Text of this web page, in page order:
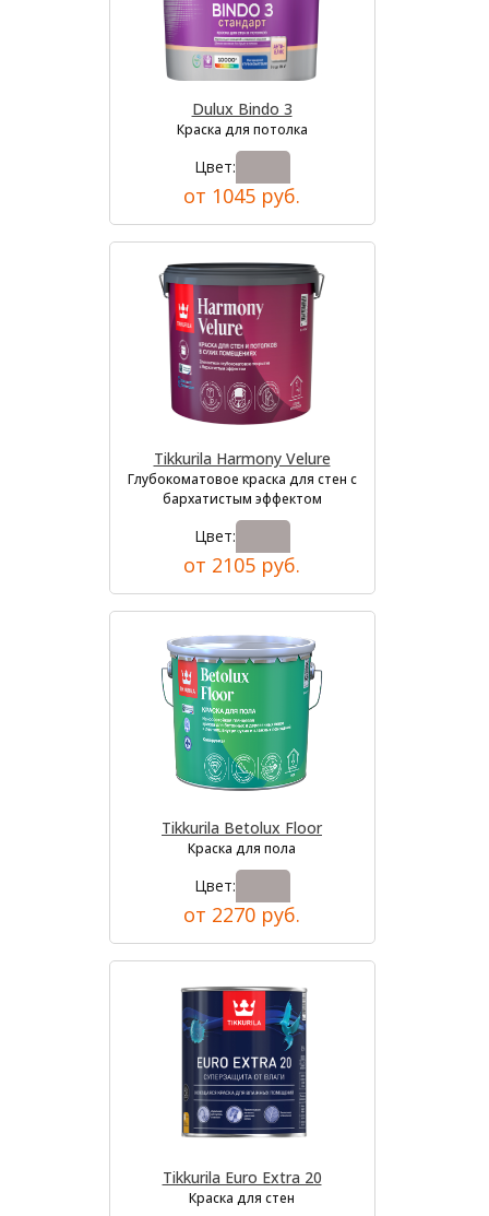
Dulux Bindo 3
Краска для потолка
Цвет:
от 1045 руб.
Tikkurila Harmony Velure
Глубокоматовое краска для стен с
бархатистым эффектом
Цвет:
от 2105 руб.
Tikkurila Betolux Floor
Краска для пола
Цвет:
от 2270 руб.
Tikkurila Euro Extra 20
Краска для стен